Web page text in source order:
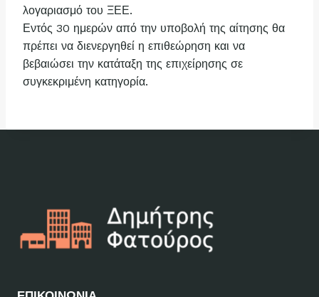
λογαριασμό του ΞΕΕ.
Εντός 30 ημερών από την υποβολή της αίτησης θα
πρέπει να διενεργηθεί η επιθεώρηση και να
βεβαιώσει την κατάταξη της επιχείρησης σε
συγκεκριμένη κατηγορία.